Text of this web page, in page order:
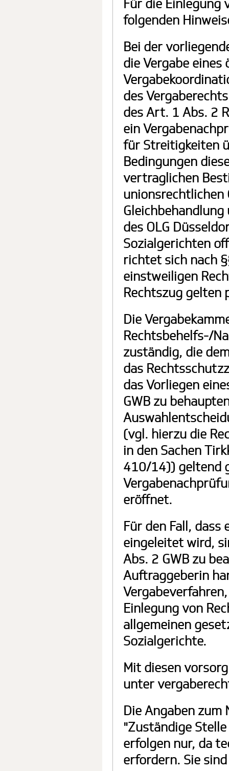
Für die Einlegung
folgenden
Bei der
die Vergabe
des
des Art. 1 Abs. 2
ein
für Streitigkeiten
Bedingungen
vertraglichen
des OLG
Sozialgerichten
richtet sich nach
einstweiligen
Rechtszug gelten
Die
Rechtsbehelfs-/
zuständig, die
das
das Vorliegen
GWB zu
(vgl. hierzu die
in den Sachen
410/14)) geltend
eröffnet.
Für den Fall,
eingeleitet wird,
Abs. 2 GWB zu
Auftraggeberin
Einlegung von
allgemeinen
Sozialgerichte.
Mit diesen
unter
Die Angaben
"Zuständige
erfolgen nur, da
erfordern. Sie